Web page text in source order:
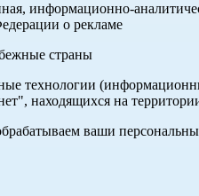
информационно-
о рекламе
страны
технологии
находящихся на
ваши